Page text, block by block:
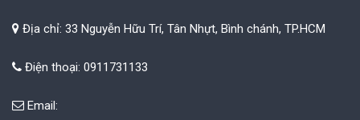
Địa chỉ: 33 Nguyễn Hữu Trí, Tân Nhựt, Bình chánh, TP.HCM
Điện thoại: 0911731133
Email: